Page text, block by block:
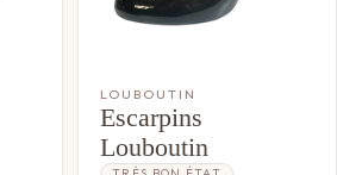
LOUBOUTIN
Escarpins
Louboutin